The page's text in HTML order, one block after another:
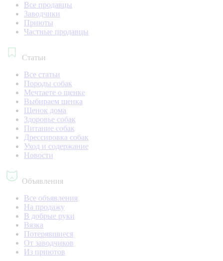
Все продавцы
Заводчики
Приюты
Частные продавцы
Статьи
Все статьи
Породы собак
Мечтаете о щенке
Выбираем щенка
Щенок дома
Здоровье собак
Питание собак
Дрессировка собак
Уход и содержание
Новости
Объявления
Все объявления
На продажу
В добрые руки
Вязка
Потерявшиеся
От заводчиков
Из приютов